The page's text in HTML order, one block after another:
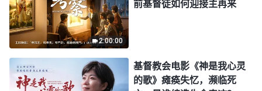
2:00:00
前基督徒如何迎接主再来
基督教会电影《神是我心灵
的歌》瘫痪失忆，濒临死